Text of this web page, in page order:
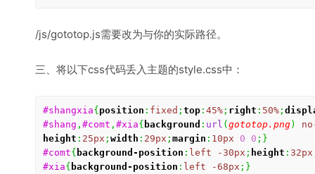
/js/gototop.js需要改为与你的实际路径。
三、将以下css代码丢入主题的style.css中：
#shangxia{ position : fixed ; top : 45% ; right : 50% ;
#shang , #comt , #xia{ background : url ( gototop.png)
height : 25px ; width : 29px ; margin : 10px 0 0 ; }
#comt{ background-position : left -30px ; height : 32px
#xia{ background-position : left -68px ; }